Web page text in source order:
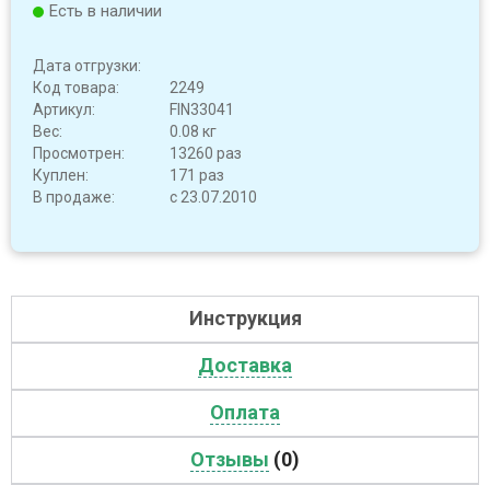
Есть в наличии
Дата отгрузки:
Код товара:
2249
Артикул:
FIN33041
Вес:
0.08 кг
Просмотрен:
13260 раз
Куплен:
171 раз
В продаже:
с 23.07.2010
Инструкция
Доставка
Оплата
Отзывы (0)